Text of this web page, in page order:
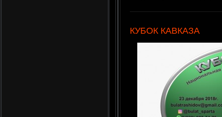
КУБОК КАВКАЗА